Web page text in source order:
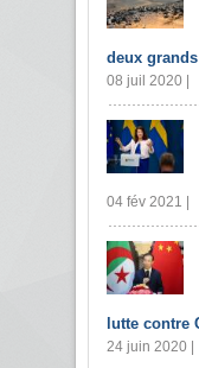
deux
08 juil 2020 |
04 fév 2021 |
lutte contre
24 juin 2020 |